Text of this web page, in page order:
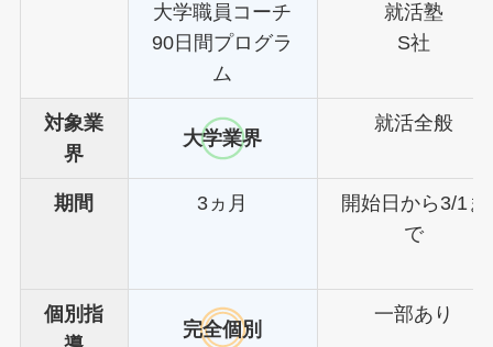
大学職員コーチ
90日間プログラ
ム
就活塾
S社
対象業
界
大学業界
就活全般
期間 3ヵ月
開始日から3/1ま
で
個別指
完全個別
一部あり